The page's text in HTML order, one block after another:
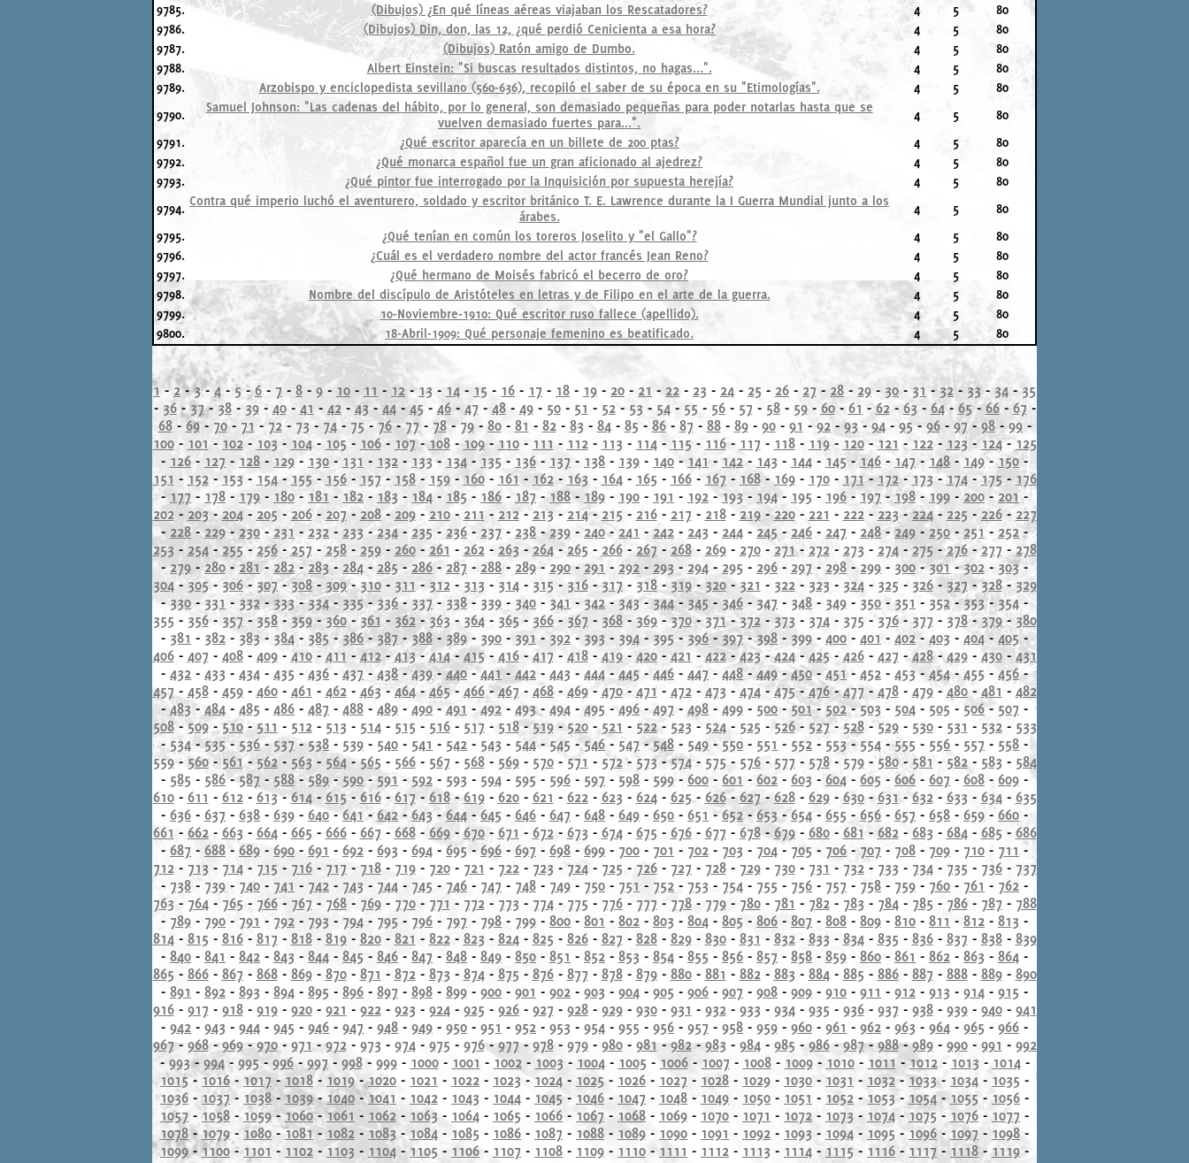
9785.
(Dibujos) ¿En qué líneas aéreas viajaban los Rescatadores? 4 5
80
9786.
(Dibujos) Din, don, las 12, ¿qué perdió Cenicienta a esa hora? 4 5
80
9787.
(Dibujos) Ratón amigo de Dumbo. 4 5
80
9788.
Albert Einstein: "Si buscas resultados distintos, no hagas...". 4 5
80
9789.
Arzobispo y enciclopedista sevillano (560-636), recopiló el saber de su época en su "Etimologías". 4 5
80
9790.
Samuel Johnson: "Las cadenas del hábito, por lo general, son demasiado pequeñas para poder notarlas hasta que se
vuelven demasiado fuertes para...".
4 5
80
9791.
¿Qué escritor aparecía en un billete de 200 ptas? 4 5
80
9792.
¿Qué monarca español fue un gran aficionado al ajedrez? 4 5
80
9793.
¿Qué pintor fue interrogado por la Inquisición por supuesta herejía? 4 5
80
9794. Contra qué imperio luchó el aventurero, soldado y escritor británico T. E. Lawrence durante la I Guerra Mundial junto a los
árabes.
4 5
80
9795.
¿Qué tenían en común los toreros Joselito y "el Gallo"? 4 5
80
9796.
¿Cuál es el verdadero nombre del actor francés Jean Reno? 4 5
80
9797.
¿Qué hermano de Moisés fabricó el becerro de oro? 4 5
80
9798.
Nombre del discípulo de Aristóteles en letras y de Filipo en el arte de la guerra. 4 5
80
9799.
10-Noviembre-1910: Qué escritor ruso fallece (apellido). 4 5
80
9800.
18-Abril-1909: Qué personaje femenino es beatificado. 4 5 80
1 - 2-3- 4-5-6 - 7 - 8 - 9 -10 - 11 - 12 - 13 - 14 - 15 - 16 - 17 - 18 - 19 - 20 - 21 - 22 - 23 - 24 - 25 - 26 - 27 - 28 - 29 - 30 - 31 - 32 - 33 -34 - 35
- 36- 37-38-39- 40- 41 - 42- 43- 44- 45 - 46- 47 - 48- 49- 50- 51 - 52- 53 - 54- 55 - 56- 57 - 58- 59- 60- 61 - 62- 63 - 64-65-66- 67 -
68- 69- 70- 71 - 72- 73- 74- 75-76-77 - 78- 79- 80- 81 - 82- 83 - 84- 85 - 86- 87 - 88- 89- 90- 91 -92- 93 - 94- 95 -96- 97-98- 99-
100- 101- 102- 103- 104- 105- 106- 107-108- 109-110- 111 - 112- 113 - 114- 115 - 116- 117 - 118- 119- 120- 121 - 122- 123- 124-125
- 126 - 127 - 128 - 129 - 130 -131 - 132 -133- 134 - 135 - 136 - 137 - 138 - 139 - 140 - 141 - 142 - 143 - 144 - 145-146 - 147 - 148 - 149-150-
151 - 152- 153 - 154- 155 - 156- 157 - 158- 159- 160- 161- 162- 163 - 164- 165 - 166- 167 - 168- 169- 170- 171-172- 173- 174- 175 - 176
- 177 - 178 - 179 - 180 - 181 - 182 - 183 - 184 - 185 - 186 - 187 -188 - 189 - 190 - 191 - 192 -193 - 194 - 195 - 196 -197 -198- 199 - 200 - 201-
202 - 203-204- 205 - 206- 207 - 208- 209-210- 211 - 212- 213 - 214- 215 - 216- 217 - 218- 219-220- 221 - 222- 223-224- 225 - 226- 227
- 228- 229- 230- 231 - 232 - 233 -234 -235 - 236 - 237 - 238 -239 - 240- 241 - 242 - 243 - 244 - 245- 246 - 247 - 248 -249 -250 - 251 - 252 -
253 - 254-255- 256- 257 - 258- 259- 260- 261 - 262- 263 - 264- 265 - 266- 267 - 268- 269- 270- 271- 272- 273 - 274- 275 - 276-277 - 278
-279 -280 - 281 - 282-283 - 284 - 285- 286- 287 - 288 - 289 - 290 - 291 - 292 - 293 - 294 - 295 - 296 - 297 - 298 -299 - 300 -301-302 - 303-
304- 305 - 306-307-308- 309- 310- 311 - 312- 313 - 314- 315 - 316-317- 318- 319-320- 321 - 322- 323 - 324- 325 - 326- 327-328- 329
- 330 - 331 -332- 333-334- 335-336- 337- 338 - 339 - 340 - 341 - 342 - 343-344- 345 - 346 - 347 - 348 - 349 - 350 - 351 - 352-353- 354 -
355 - 356-357 -358-359-360-361- 362- 363- 364- 365 - 366- 367 - 368- 369-370-371-372- 373 - 374- 375 - 376- 377 - 378- 379- 380
- 381 - 382 - 383- 384 - 385-386-387 -388- 389 - 390 - 391 -392 - 393 - 394 - 395 -396- 397-398- 399 - 400 - 401 - 402 -403 - 404 - 405 -
406- 407 - 408- 409- 410-411- 412-413-414- 415- 416- 417 - 418- 419- 420- 421 -422-423-424- 425 - 426- 427 - 428-429- 430-431
- 432 - 433 - 434 - 435 - 436 - 437 -438 -439-440 -441- 442 - 443 - 444 -445 - 446 - 447 - 448- 449-450-451 - 452 - 453 - 454-455 - 456 -
457 - 458- 459- 460- 461 - 462- 463 -464-465 - 466-467 - 468- 469-470- 471 - 472- 473 - 474-475-476-477- 478- 479-480- 481 - 482
-483 - 484 - 485 - 486 - 487 - 488 - 489 - 490- 491 - 492 - 493- 494 - 495 - 496 - 497 - 498 - 499 - 500 -501- 502- 503 - 504 - 505 - 506- 507 -
508- 509- 510-511 - 512- 513 - 514- 515 - 516- 517 - 518-519-520- 521 - 522- 523 - 524- 525 - 526- 527- 528- 529- 530- 531 - 532- 533
- 534 -535- 536-537-538 - 539 - 540 - 541 - 542 - 543 - 544- 545 -546 - 547 -548 - 549 - 550 - 551 - 552 - 553- 554 -555 - 556 - 557 - 558 -
559-560- 561 - 562- 563- 564-565 - 566- 567 - 568- 569- 570- 571 - 572-573-574- 575 - 576- 577 - 578- 579- 580-581 - 582- 583 - 584
- 585 - 586-587 - 588-589 - 590-591 -592 - 593 - 594 - 595 - 596 - 597 - 598 - 599 - 600 - 601 - 602 - 603 - 604 - 605 - 606 - 607 - 608 - 609 -
610- 611 - 612- 613-614- 615- 616- 617- 618- 619- 620- 621 - 622- 623 - 624- 625- 626-627 - 628- 629- 630- 631- 632- 633 - 634- 635
- 636 - 637 - 638 - 639 - 640-641 - 642-643-644 - 645 - 646 - 647 - 648 - 649 - 650 - 651 -652 -653 -654 - 655 - 656 - 657 - 658 - 659 - 660 -
661 - 662- 663 - 664- 665 - 666- 667 - 668- 669- 670- 671 - 672- 673 - 674- 675 - 676- 677 - 678- 679- 680- 681 - 682- 683 - 684- 685 - 686
- 687 - 688 - 689 - 690 - 691 - 692 - 693 - 694 - 695 - 696 - 697 - 698 - 699 - 700 - 701 - 702 - 703 - 704 - 705 - 706 -707 - 708 - 709 - 710 - 711 -
712- 713 - 714- 715 - 716- 717 - 718- 719- 720- 721 - 722- 723 - 724- 725 - 726- 727 - 728- 729- 730- 731 - 732- 733 - 734- 735 - 736- 737
- 738 - 739 - 740 - 741 - 742 - 743 - 744 - 745 - 746 - 747 - 748 - 749 - 750 - 751 - 752 - 753 - 754 - 755 - 756 - 757 - 758 - 759 - 760 - 761 - 762 -
763 - 764- 765 - 766- 767 - 768- 769- 770- 771 - 772- 773 - 774- 775 - 776- 777 - 778- 779- 780- 781 - 782- 783 - 784- 785 - 786- 787 - 788
- 789 - 790 - 791 - 792 - 793 - 794 - 795 - 796 - 797 - 798 - 799 - 800 - 801 - 802 - 803 - 804 - 805 - 806 - 807 - 808 - 809 - 810 - 811 - 812 - 813 -
814- 815 - 816- 817 - 818- 819- 820- 821 - 822- 823 - 824- 825 - 826- 827 - 828- 829- 830- 831 - 832- 833 - 834- 835 - 836- 837 - 838- 839
- 840 - 841 - 842 - 843 - 844 - 845 - 846 - 847 - 848 - 849 - 850 - 851 - 852 - 853 - 854 - 855 - 856 - 857 - 858 - 859 - 860 - 861 - 862 - 863 - 864 -
865 - 866- 867 - 868- 869- 870- 871 - 872- 873 - 874- 875 - 876- 877 - 878- 879- 880- 881 - 882- 883 - 884- 885 - 886- 887 - 888- 889- 890
- 891 - 892 - 893 - 894 - 895 - 896 - 897 - 898 - 899 - 900 - 901 - 902 - 903 - 904 - 905 - 906 - 907 - 908 - 909 - 910 - 911 - 912 - 913 - 914 - 915 -
916- 917 - 918- 919- 920- 921 - 922- 923 - 924- 925 - 926- 927 - 928- 929- 930- 931 - 932- 933 - 934- 935 - 936- 937 - 938- 939- 940- 941
- 942 - 943 - 944 - 945 - 946 - 947 - 948 - 949 - 950 - 951 - 952 - 953 - 954 - 955 - 956 - 957 - 958 - 959 - 960 - 961 - 962 - 963 - 964 - 965 - 966 -
967- 968-969-970- 971-972- 973 - 974- 975 - 976-977- 978- 979- 980- 981-982-983 - 984- 985 -986-987-988-989- 990- 991 - 992
- 993- 994- 995- 996- 997 - 998- 999- 1000- 1001 - 1002- 1003 - 1004- 1005 - 1006- 1007 - 1008- 1009- 1010- 1011 -1012- 1013- 1014-
1015-1016 - 1017 -1018- 1019 -1020 - 1021 - 1022 - 1023 - 1024 - 1025 - 1026 - 1027 - 1028 - 1029 - 1030 - 1031 - 1032 -1033- 1034 - 1035 -
1036 - 1037 - 1038 -1039- 1040-1041 - 1042 - 1043 - 1044 - 1045 - 1046 - 1047 - 1048 - 1049 - 1050 - 1051 - 1052 - 1053- 1054 - 1055 - 1056 -
1057 -1058 - 1059-1060-1061 - 1062 - 1063 - 1064 - 1065 - 1066 - 1067 - 1068 - 1069 - 1070 - 1071 - 1072 - 1073 - 1074 - 1075 - 1076 - 1077 -
1078 - 1079 -1080 -1081 - 1082 -1083 - 1084 - 1085 - 1086 - 1087 - 1088 - 1089 - 1090 - 1091 - 1092 - 1093 - 1094 - 1095 -1096 - 1097 - 1098 -
1099-1100 -1101 - 1102 - 1103 - 1104- 1105 - 1106 - 1107 - 1108 - 1109 - 1110 - 1111 - 1112 - 1113 - 1114 - 1115 - 1116 - 1117 - 1118 -1119 -